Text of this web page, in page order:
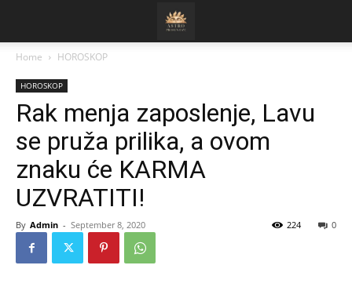
Home HOROSKOP
HOROSKOP
Rak menja zaposlenje, Lavu
se pruža prilika, a ovom
znaku će KARMA
UZVRATITI!
By Admin - September 8, 2020 0
224